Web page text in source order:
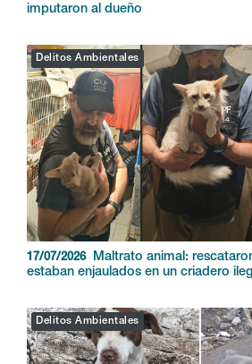
20/07/2026
Maltrato animal:
imputaron al dueño
Delitos Ambientales